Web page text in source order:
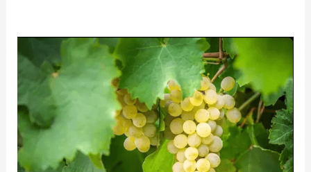
Chardonnays
du
monde
le
28
juin
2013